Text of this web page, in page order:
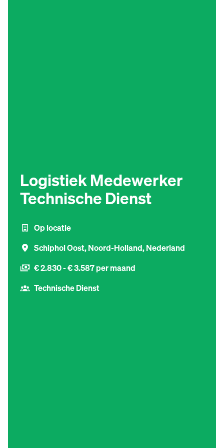
Logistiek Medewerker
Technische Dienst
Op locatie
Schiphol Oost,Noord-Holland,Nederland
€ 2.830 - € 3.587 per maand
Technische Dienst